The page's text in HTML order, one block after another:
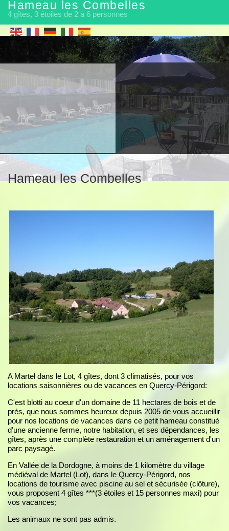
Hameau les Combelles
4 gîtes, 3 étoiles de 2 à 6 personnes
Hameau les Combelles
A Martel dans le Lot, 4 gîtes, dont 3 climatisés, pour vos
locations saisonnières ou de vacances en Quercy-Périgord:
C'est blotti au coeur d'un domaine de 11 hectares de bois et de
prés, que nous sommes heureux depuis 2005 de vous accueillir
pour nos locations de vacances dans ce petit hameau constitué
d'une ancienne ferme, notre habitation, et ses dépendances, les
gîtes, après une complète restauration et un aménagement d'un
parc paysagé.
En Vallée de la Dordogne, à moins de 1 kilomètre du village
médiéval de Martel (Lot), dans le Quercy-Périgord, nos
locations de tourisme avec piscine au sel et sécurisée (clôture),
vous proposent 4 gîtes ***(3 étoiles et 15 personnes maxi) pour
vos vacances;
Les animaux ne sont pas admis.